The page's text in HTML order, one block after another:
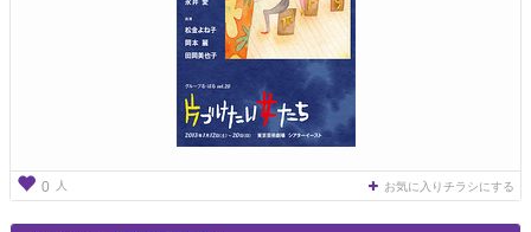
0 人 お気に入りチラシにする